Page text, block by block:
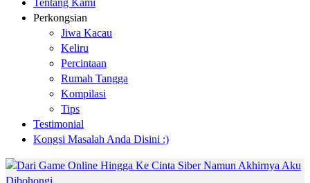
Tentang Kami
Perkongsian
Jiwa Kacau
Keliru
Percintaan
Rumah Tangga
Kompilasi
Tips
Testimonial
Kongsi Masalah Anda Disini :)